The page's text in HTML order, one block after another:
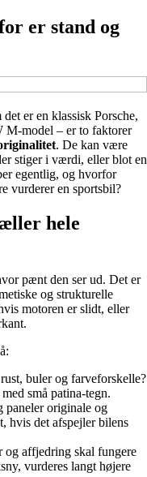
er stand og
er en klassisk Porsche,
M-model – er to faktorer
. De kan være
stiger i værdi, eller blot en
egentlig, og hvorfor
vurderer en sportsbil?
hele
pænt den ser ud. Det er
og strukturelle
motoren er slidt, eller
buler og farveforskelle?
små patina-tegn.
paneler originale og
hvis det afspejler bilens
og affjedring skal fungere
vurderes langt højere